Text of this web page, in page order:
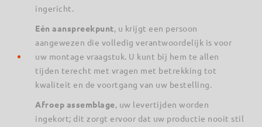
ingericht.
Eén aanspreekpunt, u krijgt een persoon
aangewezen die volledig verantwoordelijk is voor
uw montage vraagstuk. U kunt bij hem te allen
tijden terecht met vragen met betrekking tot
kwaliteit en de voortgang van uw bestelling.
Afroep assemblage, uw levertijden worden
ingekort; dit zorgt ervoor dat uw productie nooit stil